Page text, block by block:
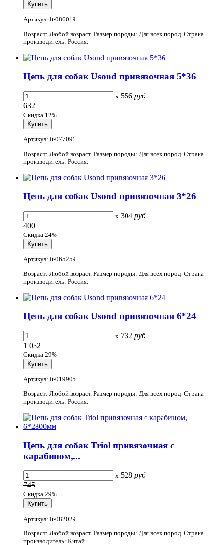
Артикул: lt-086019
Возраст: Любой возраст. Размер породы: Для всех пород. Страна
производитель: Россия.
Цепь для собак Usond привязочная 5*36
x 556 руб
632
Скидка 12%
Артикул: lt-077091
Возраст: Любой возраст. Размер породы: Для всех пород. Страна
производитель: Россия.
Цепь для собак Usond привязочная 3*26
x 304 руб
400
Скидка 24%
Артикул: lt-065259
Возраст: Любой возраст. Размер породы: Для всех пород. Страна
производитель: Россия.
Цепь для собак Usond привязочная 6*24
x 732 руб
1 032
Скидка 29%
Артикул: lt-019905
Возраст: Любой возраст. Размер породы: Для всех пород. Страна
производитель: Россия.
Цепь для собак Triol привязочная с
карабином,...
x 528 руб
745
Скидка 29%
Артикул: lt-082029
Возраст: Любой возраст. Размер породы: Для всех пород. Страна
производитель: Китай.